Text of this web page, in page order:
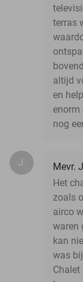
terras
altijd
en
enorm
nog
J.
Mevr.
Het
zoals
airco
waren
kan
was